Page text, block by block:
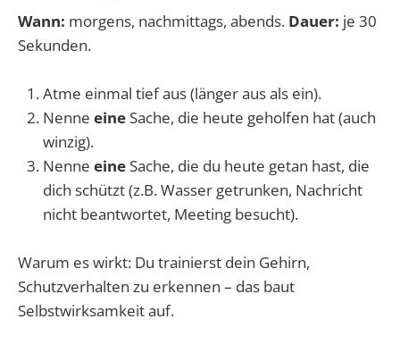
Wann: morgens, nachmittags, abends. Dauer: je 30
Sekunden.
Atme einmal tief aus (länger aus als ein).
Nenne eine Sache, die heute geholfen hat (auch
winzig).
Nenne eine Sache, die du heute getan hast, die
dich schützt (z.B. Wasser getrunken, Nachricht
nicht beantwortet, Meeting besucht).
Warum es wirkt: Du trainierst dein Gehirn,
Schutzverhalten zu erkennen – das baut
Selbstwirksamkeit auf.